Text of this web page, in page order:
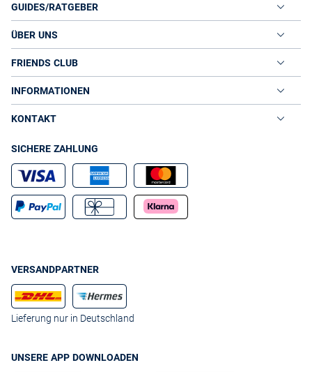
GUIDES/RATGEBER
ÜBER UNS
FRIENDS CLUB
INFORMATIONEN
KONTAKT
SICHERE ZAHLUNG
VERSANDPARTNER
Lieferung nur in Deutschland
UNSERE APP DOWNLOADEN